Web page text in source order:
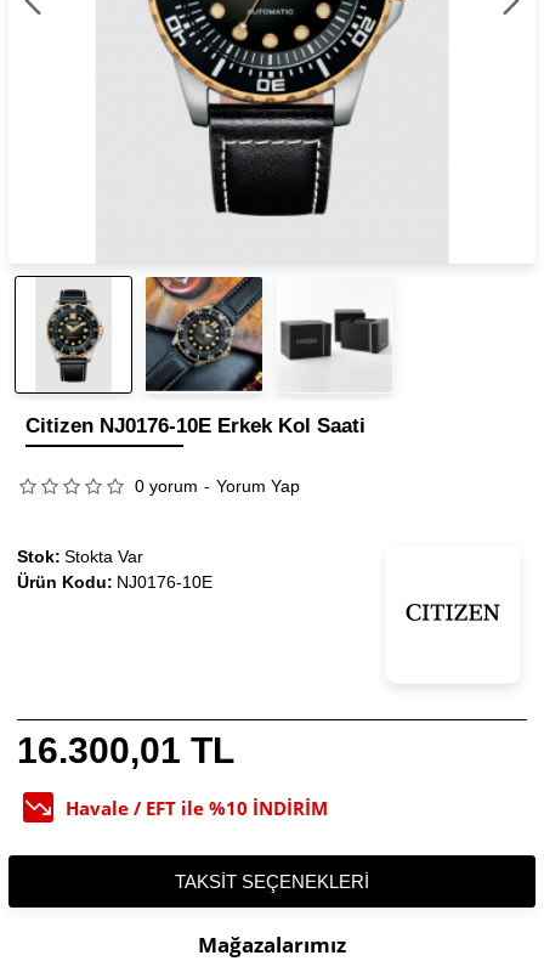
Citizen NJ0176-10E Erkek Kol Saati
0 yorum - Yorum Yap
16.300,01 TL
Havale / EFT ile %10 İNDİRİM
Stok: Stokta Var
Ürün Kodu: NJ0176-10E
TAKSIT SEÇENEKLERI
Mağazalarımız